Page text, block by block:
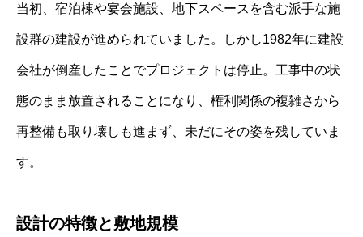
当初、宿泊棟や宴会施設、地下スペースを含む派手な施
設群の建設が進められていました。しかし1982年に建設
会社が倒産したことでプロジェクトは停止。工事中の状
態のまま放置されることになり、権利関係の複雑さから
再整備も取り壊しも進まず、未だにその姿を残していま
す。
設計の特徴と敷地規模